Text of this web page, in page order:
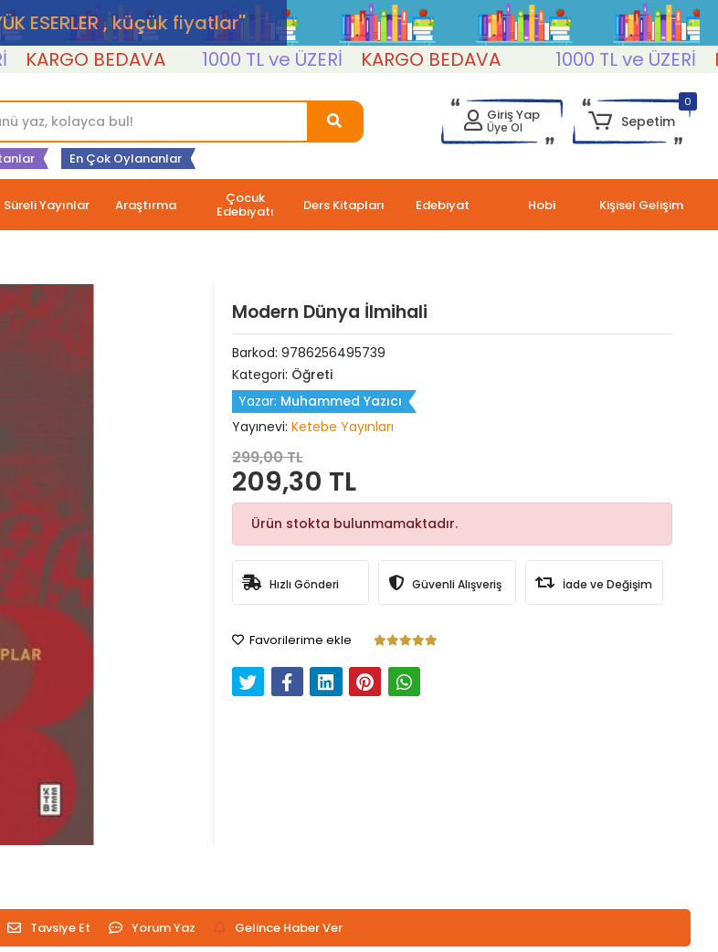
ESERLER , küçük fiyatlar''
BEDAVA 1000 TL ve ÜZERİ KARGO BEDAVA 1000 TL ve ÜZERİ
En Çok Oylananlar
Giriş Yap
Üye Ol
0
Sepetim
Süreli Yayınlar Araştırma Çocuk
Edebiyatı Ders Kitapları Edebiyat Hobi Kişisel Gelişim
Modern Dünya İlmihali
Barkod: 9786256495739
Kategori: Öğreti
Yazar: Muhammed Yazıcı
Yayınevi: Ketebe Yayınları
299,00 TL
209,30 TL
Ürün stokta bulunmamaktadır.
Hızlı Gönderi Güvenli Alışveriş İade ve Değişim
Favorilerime ekle
Tavsiye Et Yorum Yaz Gelince Haber Ver